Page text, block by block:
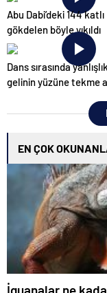
Abu Dabi’deki 144 katlı
gökdelen böyle yıkıldı
Dans sırasında
gelinin yüzüne tekme
EN ÇOK